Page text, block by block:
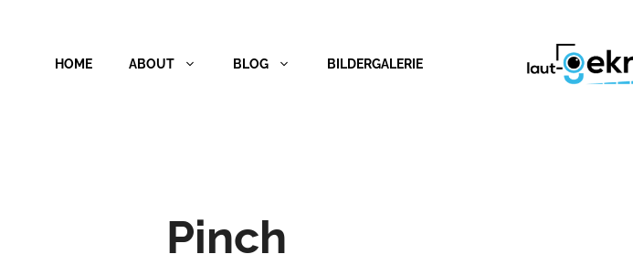
springenHOME ABOUT BLOG BILDERGALERIE
Pinch